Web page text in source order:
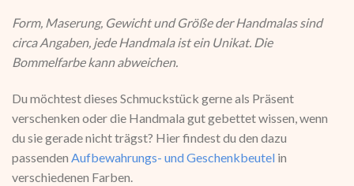
Form, Maserung, Gewicht und Größe der Handmalas sind
circa Angaben, jede Handmala ist ein Unikat. Die
Bommelfarbe kann abweichen.
Du möchtest dieses Schmuckstück gerne als Präsent
verschenken oder die Handmala gut gebettet wissen, wenn
du sie gerade nicht trägst? Hier findest du den dazu
passenden Aufbewahrungs- und Geschenkbeutel in
verschiedenen Farben.